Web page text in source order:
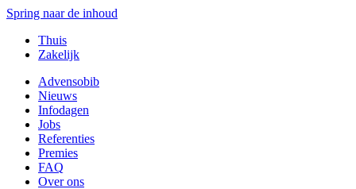
Spring naar de inhoud
Thuis
Zakelijk
Advensobib
Nieuws
Infodagen
Jobs
Referenties
Premies
FAQ
Over ons